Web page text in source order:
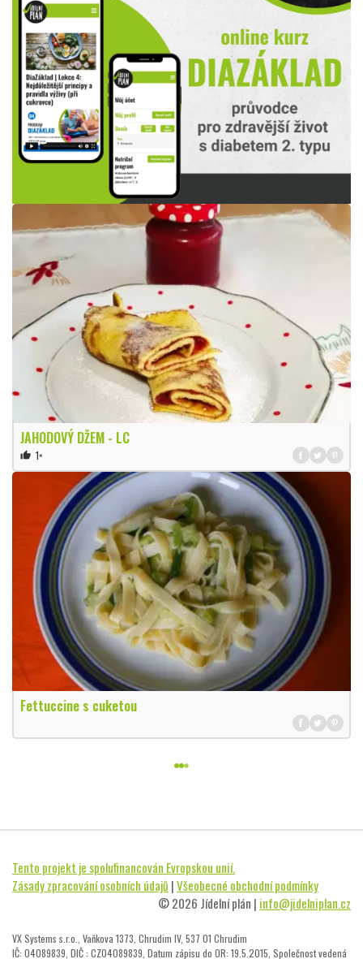
JAHODOVÝ DŽEM - LC
thumb_up 1×
Fettuccine s cuketou
Tento projekt je spolufinancován Evropskou unií.
Zásady zpracování osobních údajů |Všeobecné obchodní podmínky
© 2026 Jídelní plán | info@jidelniplan.cz
VX Systems s.r.o., Vaňkova 1373, Chrudim IV, 537 01 Chrudim
IČ: 04089839, DIČ : CZ04089839, Datum zápisu do OR: 19.5.2015, Společnost vedená